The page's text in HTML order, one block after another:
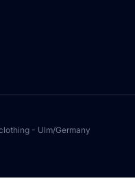
- Ulm/Germany